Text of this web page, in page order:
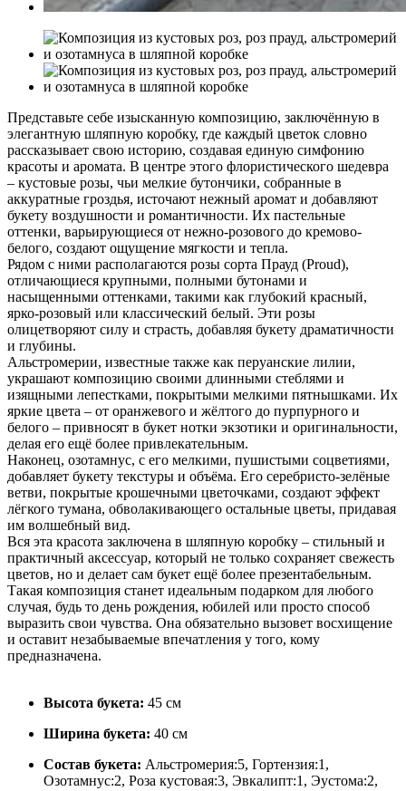
Представьте себе изысканную композицию, заключённую в
элегантную шляпную коробку, где каждый цветок словно
рассказывает свою историю, создавая единую симфонию
красоты и аромата. В центре этого флористического шедевра
– кустовые розы, чьи мелкие бутончики, собранные в
аккуратные гроздья, источают нежный аромат и добавляют
букету воздушности и романтичности. Их пастельные
оттенки, варьирующиеся от нежно-розового до кремово-
белого, создают ощущение мягкости и тепла.
Рядом с ними располагаются розы сорта Прауд (Proud),
отличающиеся крупными, полными бутонами и
насыщенными оттенками, такими как глубокий красный,
ярко-розовый или классический белый. Эти розы
олицетворяют силу и страсть, добавляя букету драматичности
и глубины.
Альстромерии, известные также как перуанские лилии,
украшают композицию своими длинными стеблями и
изящными лепестками, покрытыми мелкими пятнышками. Их
яркие цвета – от оранжевого и жёлтого до пурпурного и
белого – привносят в букет нотки экзотики и оригинальности,
делая его ещё более привлекательным.
Наконец, озотамнус, с его мелкими, пушистыми соцветиями,
добавляет букету текстуры и объёма. Его серебристо-зелёные
ветви, покрытые крошечными цветочками, создают эффект
лёгкого тумана, обволакивающего остальные цветы, придавая
им волшебный вид.
Вся эта красота заключена в шляпную коробку – стильный и
практичный аксессуар, который не только сохраняет свежесть
цветов, но и делает сам букет ещё более презентабельным.
Такая композиция станет идеальным подарком для любого
случая, будь то день рождения, юбилей или просто способ
выразить свои чувства. Она обязательно вызовет восхищение
и оставит незабываемые впечатления у того, кому
предназначена.
Высота букета: 45 см
Ширина букета: 40 см
Состав букета: Альстромерия:5, Гортензия:1,
Озотамнус:2, Роза кустовая:3, Эвкалипт:1, Эустома:2,